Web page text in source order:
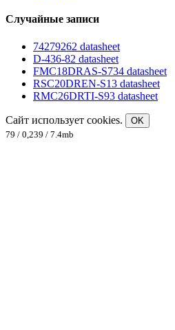
Случайные записи
74279262 datasheet
D-436-82 datasheet
FMC18DRAS-S734 datasheet
RSC20DREN-S13 datasheet
RMC26DRTI-S93 datasheet
Сайт использует cookies.
OK
79 / 0,239 / 7.4mb